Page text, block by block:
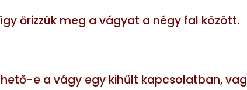
őrizzük meg a vágyat a négy fal között.
e a vágy egy kihűlt kapcsolatban,